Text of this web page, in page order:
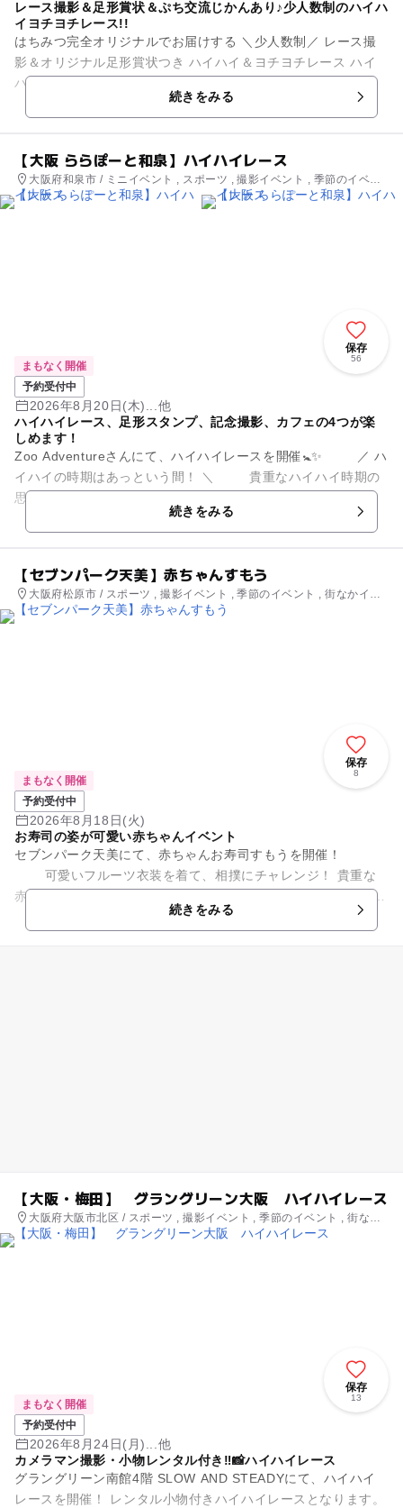
レース撮影＆足形賞状＆ぷち交流じかんあり♪少人数制のハイハ
イヨチヨチレース!!
はちみつ完全オリジナルでお届けする ＼少人数制／ レース撮
影＆オリジナル足形賞状つき ハイハイ＆ヨチヨチレース ハイ
続きをみる
【大阪 ららぽーと和泉】ハイハイレース
大阪府和泉市 / ミニイベント , スポーツ , 撮影イベント , 季節のイベン
ト , 街なかイベント
保存
56
まもなく開催
予約受付中
2026年8月20日(木)...他
ハイハイレース、足形スタンプ、記念撮影、カフェの4つが楽
しめます！
Zoo Adventureさんにて、ハイハイレースを開催🚼✨ ／ ハ
イハイの時期はあっという間！ ＼ 貴重なハイハイ時期の
続きをみる
【セブンパーク天美】赤ちゃんすもう
大阪府松原市 / スポーツ , 撮影イベント , 季節のイベント , 街なかイベ
ント , ミニイベント
保存
8
まもなく開催
予約受付中
2026年8月18日(火)
お寿司の姿が可愛い赤ちゃんイベント
セブンパーク天美にて、赤ちゃんお寿司すもうを開催！
可愛いフルーツ衣装を着て、相撲にチャレンジ！ 貴重な
赤ちゃん時期の思い出を残しませんか？ たくさんのご参加お待
続きをみる
【大阪・梅田】 グラングリーン大阪 ハイハイレース
大阪府大阪市北区 / スポーツ , 撮影イベント , 季節のイベント , 街なか
イベント , ミニイベント , キャラクターイベント
保存
13
まもなく開催
予約受付中
2026年8月24日(月)...他
カメラマン撮影・小物レンタル付き‼︎📸ハイハイレース
グラングリーン南館4階 SLOW AND STEADYにて、ハイハイ
レースを開催！ レンタル小物付きハイハイレースとなります。